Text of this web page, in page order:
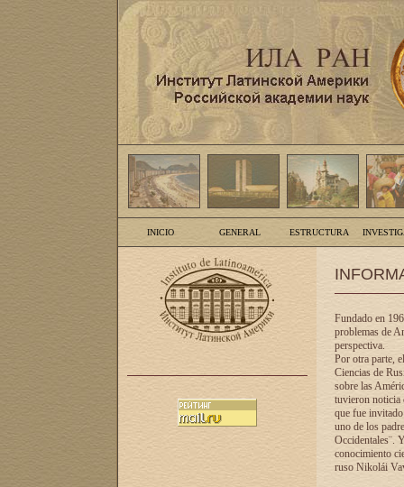
INICIO GENERAL ESTRUCTURA
Fundado en
problemas de
perspectiva.
Por otra parte,
Ciencias de
sobre las
tuvieron noticia
que fue
uno de los
Occidentales¨.
conocimiento
ruso Nikolái